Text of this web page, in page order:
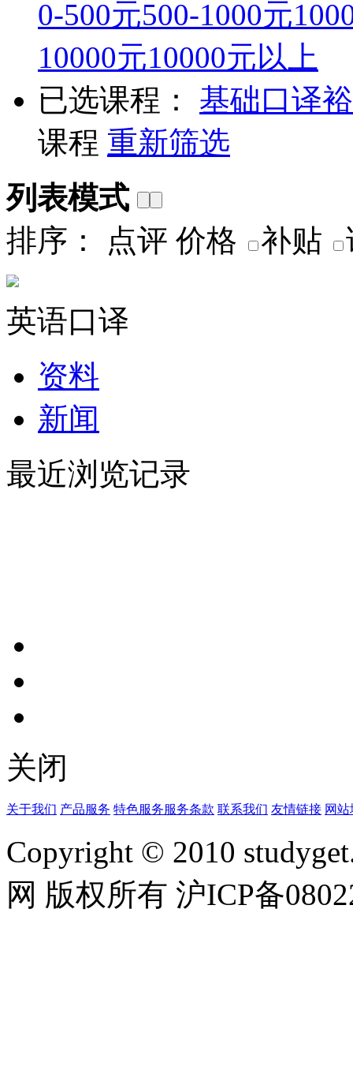
0-500元500-1000元
10000元10000元以上
已选课程：
基础口译
课程 重新筛选
列表模式
排序：
点评 价格 补贴
英语口译
资料
新闻
最近浏览记录
关闭
关于我们 产品服务 特色服务服务条款 联系我们 友情链接 网
Copyright © 2010
网 版权所有 沪ICP备